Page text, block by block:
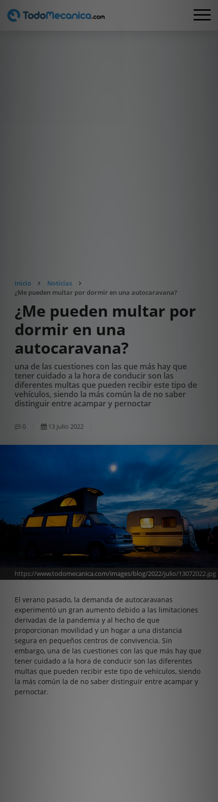
Inicio
Noticias
¿Me pueden multar por dormir en una autocaravana?
¿Me pueden multar por
dormir en una
autocaravana?
una de las cuestiones con las que más hay que
tener cuidado a la hora de conducir son las
diferentes multas que pueden recibir este tipo de
vehículos, siendo la más común la de no saber
distinguir entre acampar y pernoctar
0 13 julio 2022
https://www.todomecanica.com/images/blog/2022/julio/13072022.jpg
El verano pasado, la demanda de autocaravanas
experimentó un gran aumento debido a las limitaciones
derivadas de la pandemia y al hecho de que
proporcionan movilidad y un hogar a una distancia
segura en pequeños centros de convivencia. Sin
embargo, una de las cuestiones con las que más hay que
tener cuidado a la hora de conducir son las diferentes
multas que pueden recibir este tipo de vehículos, siendo
la más común la de no saber distinguir entre acampar y
pernoctar.